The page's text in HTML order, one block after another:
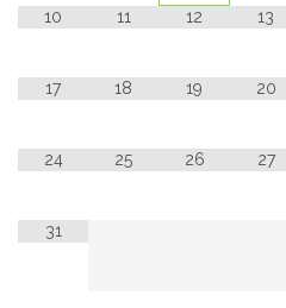
10 11 12 13
17 18 19 20
24 25 26 27
31